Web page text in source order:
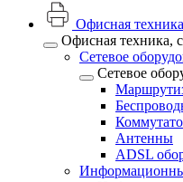
Офисная
Офисная техника,
Сетевое
Сетевое
Антенны
ADSL